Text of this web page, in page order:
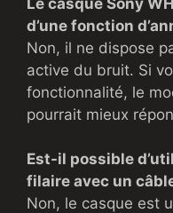
d’une fonction
Non, il ne dispose
active du bruit. Si
fonctionnalité, le
pourrait mieux
Est-il possible
filaire avec un
Non, le casque est